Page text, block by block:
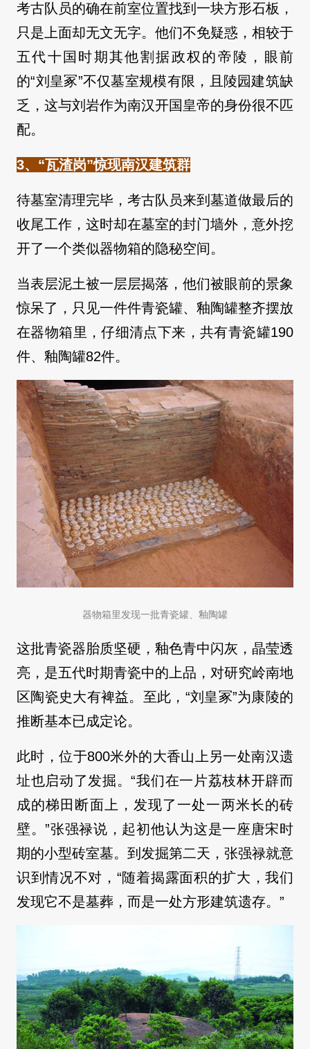
考古队员的确在前室位置找到一块方形石板，
只是上面却无文无字。他们不免疑惑，相较于
五代十国时期其他割据政权的帝陵，眼前
的“刘皇冢”不仅墓室规模有限，且陵园建筑缺
乏，这与刘岩作为南汉开国皇帝的身份很不匹
配。
3、“瓦渣岗”惊现南汉建筑群
待墓室清理完毕，考古队员来到墓道做最后的
收尾工作，这时却在墓室的封门墙外，意外挖
开了一个类似器物箱的隐秘空间。
当表层泥土被一层层揭落，他们被眼前的景象
惊呆了，只见一件件青瓷罐、釉陶罐整齐摆放
在器物箱里，仔细清点下来，共有青瓷罐190
件、釉陶罐82件。
器物箱里发现一批青瓷罐、釉陶罐
这批青瓷器胎质坚硬，釉色青中闪灰，晶莹透
亮，是五代时期青瓷中的上品，对研究岭南地
区陶瓷史大有裨益。至此，“刘皇冢”为康陵的
推断基本已成定论。
此时，位于800米外的大香山上另一处南汉遗
址也启动了发掘。“我们在一片荔枝林开辟而
成的梯田断面上，发现了一处一两米长的砖
壁。”张强禄说，起初他认为这是一座唐宋时
期的小型砖室墓。到发掘第二天，张强禄就意
识到情况不对，“随着揭露面积的扩大，我们
发现它不是墓葬，而是一处方形建筑遗存。”